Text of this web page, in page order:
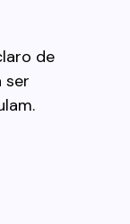
de
ser